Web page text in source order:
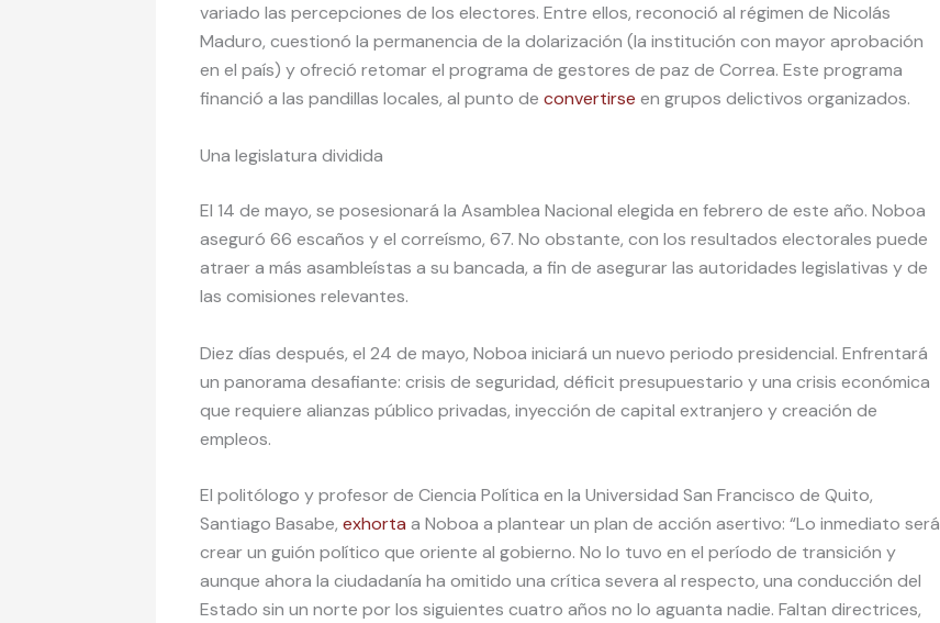
variado las percepciones de los electores. Entre ellos, reconoció al régimen de Nicolás
Maduro, cuestionó la permanencia de la dolarización (la institución con mayor aprobación
en el país) y ofreció retomar el programa de gestores de paz de Correa. Este programa
financió a las pandillas locales, al punto de convertirse en grupos delictivos organizados.
Una legislatura dividida
El 14 de mayo, se posesionará la Asamblea Nacional elegida en febrero de este año. Noboa
aseguró 66 escaños y el correísmo, 67. No obstante, con los resultados electorales puede
atraer a más asambleístas a su bancada, a fin de asegurar las autoridades legislativas y de
las comisiones relevantes.
Diez días después, el 24 de mayo, Noboa iniciará un nuevo periodo presidencial. Enfrentará
un panorama desafiante: crisis de seguridad, déficit presupuestario y una crisis económica
que requiere alianzas público privadas, inyección de capital extranjero y creación de
empleos.
El politólogo y profesor de Ciencia Política en la Universidad San Francisco de Quito,
Santiago Basabe, exhorta a Noboa a plantear un plan de acción asertivo: “Lo inmediato será
crear un guión político que oriente al gobierno. No lo tuvo en el período de transición y
aunque ahora la ciudadanía ha omitido una crítica severa al respecto, una conducción del
Estado sin un norte por los siguientes cuatro años no lo aguanta nadie. Faltan directrices,